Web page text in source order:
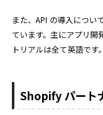
また、API の導入につい
ています。主にアプリ開
トリアルは全て英語です。
Shopify パート